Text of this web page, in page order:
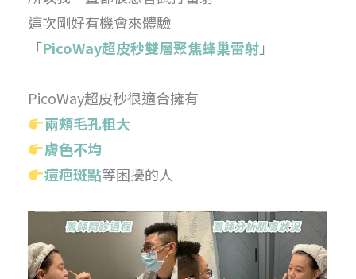
這次剛好有機會來體驗
「PicoWay超皮秒雙層聚焦蜂巢雷射」
PicoWay超皮秒很適合擁有
兩頰毛孔粗大
膚色不均
痘疤斑點等困擾的人